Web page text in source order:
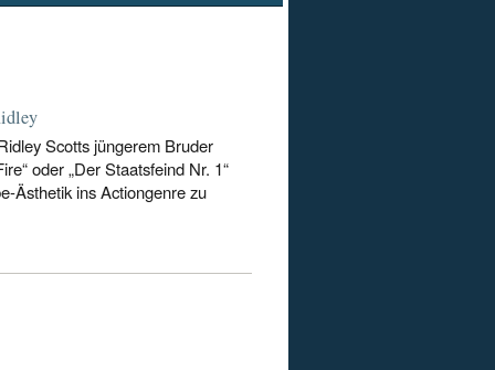
Scotts jüngerem Bruder
oder „Der Staatsfeind Nr. 1“
Ästhetik ins Actiongenre zu